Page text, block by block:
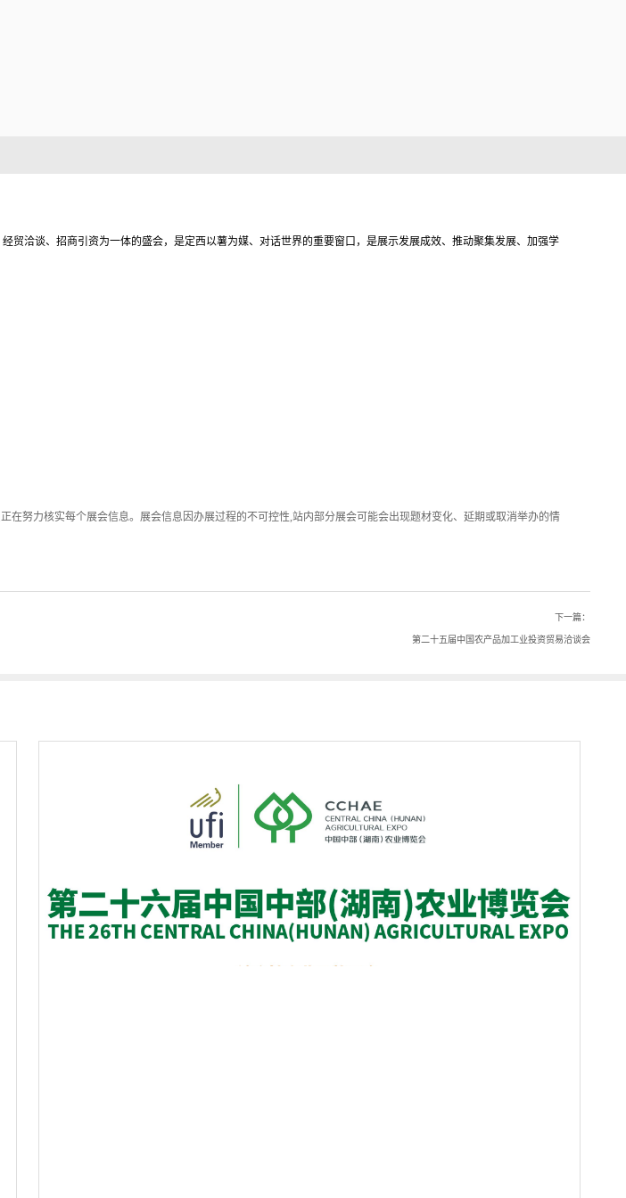
贸洽谈、招商引资为一体的盛会，是定西以薯为媒、对话世界的重要窗口，是展示发展成效、推动聚集发展、加强学
努力核实每个展会信息。展会信息因办展过程的不可控性,站内部分展会可能会出现题材变化、延期或取消举办的情
下一篇：
第二十五届中国农产品加工业投资贸易洽谈会